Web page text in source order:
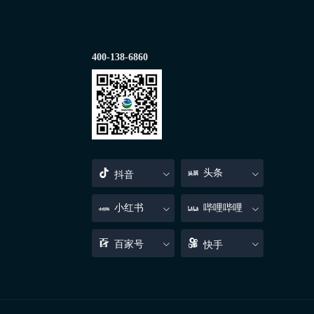
400-138-6860
抖音 头条
小红书 哔哩哔哩
百家号 快手